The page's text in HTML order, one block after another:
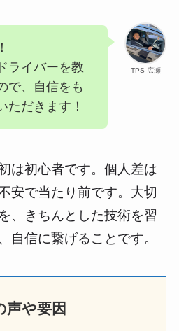
TPS 広瀬
ライバーを教
で、自信をも
ただきます！
は初心者です。個人差は
安で当たり前です。大切
、きちんとした技術を習
自信に繋げることです。
声や要因